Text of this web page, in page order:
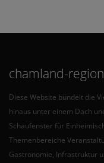
chamland-
Diese Website bündelt die
hinaus unter einem Dach
Schaufenster für
Themenbereiche
Gastronomie, Infrastruktur